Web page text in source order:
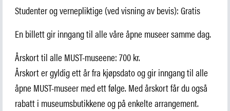
Studenter og vernepliktige (ved visning av bevis): Gratis
En billett gir inngang til alle våre åpne museer samme dag.
Årskort til alle MUST-museene: 700 kr.
Årskort er gyldig ett år fra kjøpsdato og gir inngang til alle
åpne MUST-museer med ett følge. Med årskort får du også
rabatt i museumsbutikkene og på enkelte arrangement.